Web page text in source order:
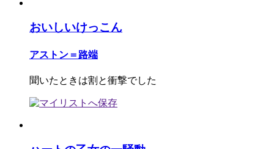
おいしいけっこん
アストン＝路端
聞いたときは割と衝撃でした